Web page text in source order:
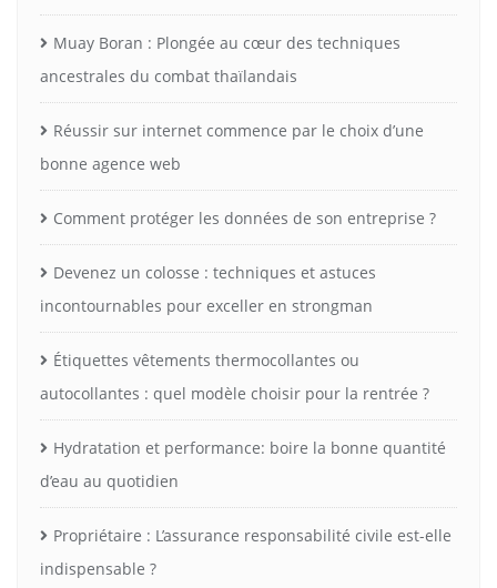
Muay Boran : Plongée au cœur des techniques
ancestrales du combat thaïlandais
Réussir sur internet commence par le choix d’une
bonne agence web
Comment protéger les données de son entreprise ?
Devenez un colosse : techniques et astuces
incontournables pour exceller en strongman
Étiquettes vêtements thermocollantes ou
autocollantes : quel modèle choisir pour la rentrée ?
Hydratation et performance: boire la bonne quantité
d’eau au quotidien
Propriétaire : L’assurance responsabilité civile est-elle
indispensable ?